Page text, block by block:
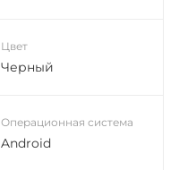
Цвет
Черный
Операционная система
Android